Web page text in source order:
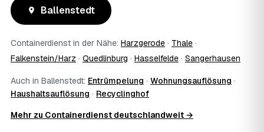
Ballenstedt
Containerdienst in der Nähe: Harzgerode · Thale ·
Falkenstein/Harz · Quedlinburg · Hasselfelde · Sangerhausen
Auch in Ballenstedt: Entrümpelung · Wohnungsauflösung ·
Haushaltsauflösung · Recyclinghof
Mehr zu Containerdienst deutschlandweit →